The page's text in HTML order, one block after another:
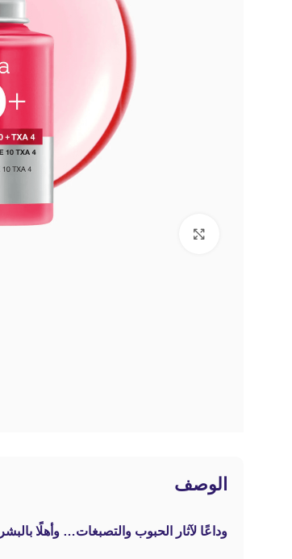
الوصف
وداعًا لآثار الحبوب والتصبغات… وأهلًا